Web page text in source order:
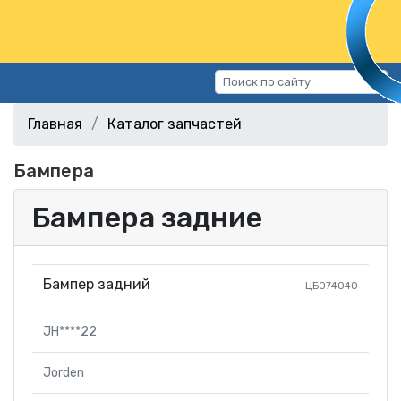
Каталог запчастей
(СХИ)
г.Волгоград, ул. Рокоссовского,
+7 (961) 682-84-90
Главная Каталог запчастей
Бампера
Бампера задние
Бампер задний ЦБ074040
JH****22
Jorden